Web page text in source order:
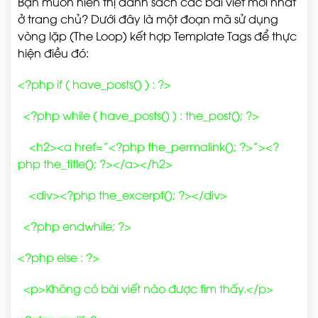
ở trang chủ? Dưới đây là một đoạn mã sử dụng
vòng lặp (The Loop) kết hợp Template Tags để thực
hiện điều đó:
<?php if ( have_posts() ) : ?>
<?php while ( have_posts() ) : the_post(); ?>
<h2><a href=”<?php the_permalink(); ?>”><?
php the_title(); ?></a></h2>
<div><?php the_excerpt(); ?></div>
<?php endwhile; ?>
<?php else : ?>
<p>Không có bài viết nào được tìm thấy.</p>